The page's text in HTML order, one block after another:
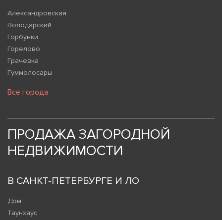
Александровская
Володарский
Горбунки
Горелово
Грачевка
Гуммолосары
Все города
ПРОДАЖА ЗАГОРОДНОЙ
НЕДВИЖИМОСТИ
В САНКТ-ПЕТЕРБУРГЕ И ЛО
Дом
Таунхаус